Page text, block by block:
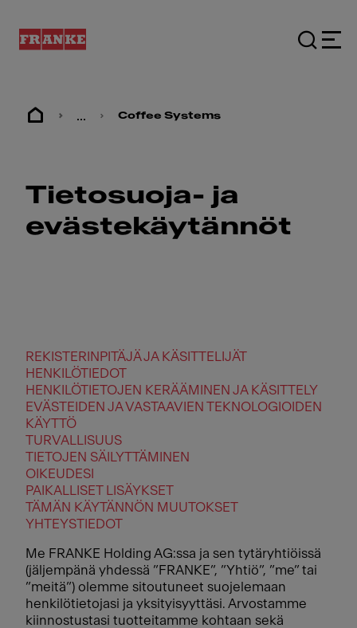
... Coffee Systems
Tietosuoja- ja
evästekäytännöt
REKISTERINPITÄJÄ JA KÄSITTELIJÄT
HENKILÖTIEDOT
HENKILÖTIETOJEN KERÄÄMINEN JA KÄSITTELY
EVÄSTEIDEN JA VASTAAVIEN TEKNOLOGIOIDEN
KÄYTTÖ
TURVALLISUUS
TIETOJEN SÄILYTTÄMINEN
OIKEUDESI
PAIKALLISET LISÄYKSET
TÄMÄN KÄYTÄNNÖN MUUTOKSET
YHTEYSTIEDOT
Me FRANKE Holding AG:ssa ja sen tytäryhtiöissä
(jäljempänä yhdessä ”FRANKE”, ”Yhtiö”, ”me” tai
”meitä”) olemme sitoutuneet suojelemaan
henkilötietojasi ja yksityisyyttäsi. Arvostamme
kiinnostustasi tuotteitamme kohtaan sekä